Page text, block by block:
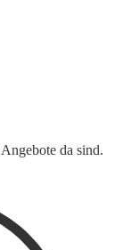
da sind.